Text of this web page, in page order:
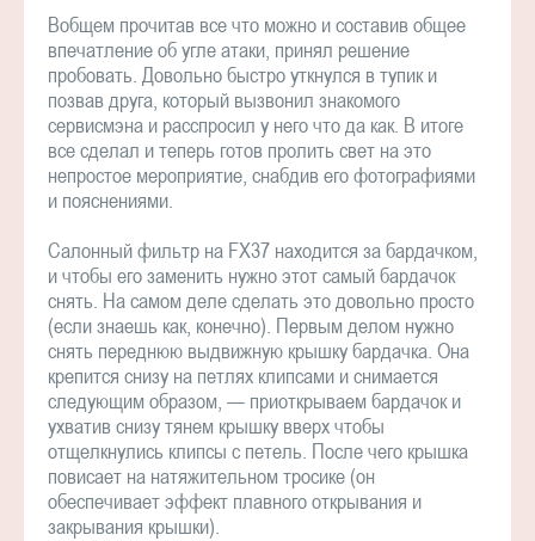
Вобщем прочитав все что можно и составив общее
впечатление об угле атаки, принял решение
пробовать. Довольно быстро уткнулся в тупик и
позвав друга, который вызвонил знакомого
сервисмэна и расспросил у него что да как. В итоге
все сделал и теперь готов пролить свет на это
непростое мероприятие, снабдив его фотографиями
и пояснениями.
Салонный фильтр на FX37 находится за бардачком,
и чтобы его заменить нужно этот самый бардачок
снять. На самом деле сделать это довольно просто
(если знаешь как, конечно). Первым делом нужно
снять переднюю выдвижную крышку бардачка. Она
крепится снизу на петлях клипсами и снимается
следующим образом, — приоткрываем бардачок и
ухватив снизу тянем крышку вверх чтобы
отщелкнулись клипсы с петель. После чего крышка
повисает на натяжительном тросике (он
обеспечивает эффект плавного открывания и
закрывания крышки).